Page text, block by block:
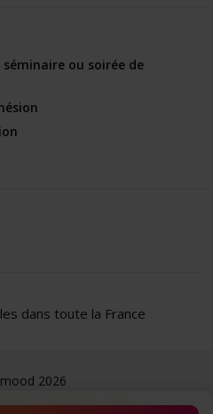
ou soirée de
dans toute la France
2026
légales Jobs